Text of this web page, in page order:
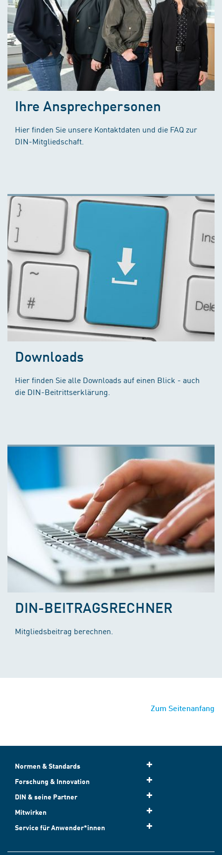
Ihre Ansprechpersonen
Hier finden Sie unsere Kontaktdaten und die FAQ zur
DIN-Mitgliedschaft.
Downloads
Hier finden Sie alle Downloads auf einen Blick - auch
die DIN-Beitrittserklärung.
DIN-BEITRAGSRECHNER
Mitgliedsbeitrag berechnen.
Zum Seitenanfang
Normen & Standards
Forschung & Innovation
DIN & seine Partner
Mitwirken
Service für Anwender*innen